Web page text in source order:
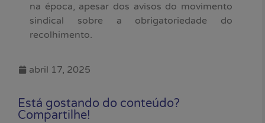
na época, apesar dos avisos do movimento
sindical sobre a obrigatoriedade do
recolhimento.
abril 17, 2025
Está gostando do conteúdo?
Compartilhe!